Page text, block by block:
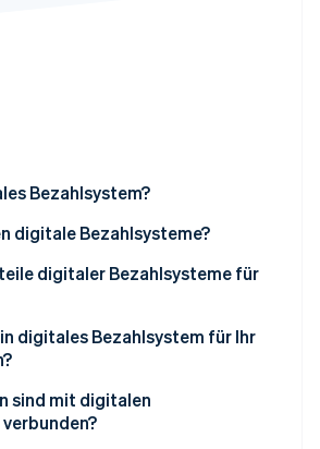
Sessions 2026
Bezahlsystem?
digitale Bezahlsysteme?
digitaler Bezahlsysteme für
digitales Bezahlsystem für Ihr
sind mit digitalen